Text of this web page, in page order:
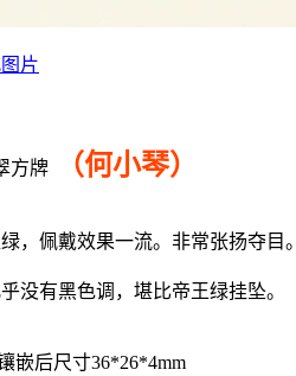
方牌 （何小琴）
，佩戴效果一流。非常张扬夺目。
没有黑色调，堪比帝王绿挂坠。
嵌后尺寸36*26*4mm